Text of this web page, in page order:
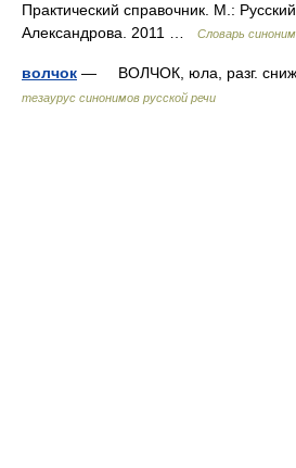
Практический справочник. М.:
Александрова. 2011 …
Словарь
волчок — ВОЛЧОК, юла, разг.
тезаурус синонимов русской речи